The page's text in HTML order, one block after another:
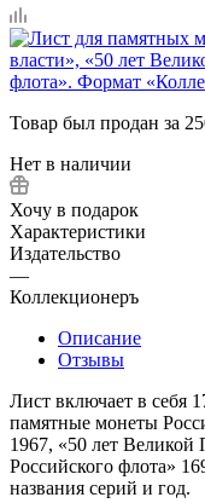
Товар был продан за
Нет в наличии
Хочу в подарок
Характеристики
Издательство
—
Коллекционеръ
Описание
Отзывы
Лист включает в себя
памятные монеты
1967, «50 лет Великой
Российского флота»
названия серий и год.